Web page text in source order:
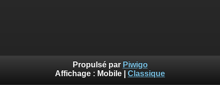
Propulsé par Piwigo
Affichage : Mobile Classique